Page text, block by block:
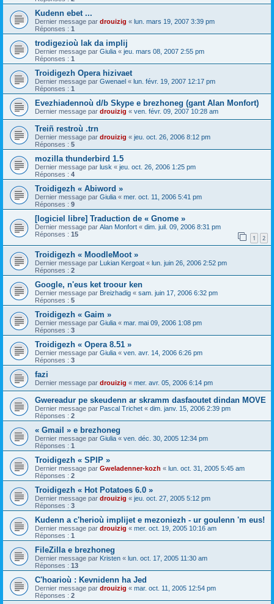
Kudenn ebet ...
Dernier message par drouizig « lun. mars 19, 2007 3:39 pm
Réponses : 1
trodigezioù lak da implij
Dernier message par Giulia « jeu. mars 08, 2007 2:55 pm
Réponses : 1
Troidigezh Opera hizivaet
Dernier message par Gwenael « lun. févr. 19, 2007 12:17 pm
Réponses : 1
Evezhiadennoù d/b Skype e brezhoneg (gant Alan Monfort)
Dernier message par drouizig « ven. févr. 09, 2007 10:28 am
Treiñ restroù .trn
Dernier message par drouizig « jeu. oct. 26, 2006 8:12 pm
Réponses : 5
mozilla thunderbird 1.5
Dernier message par lusk « jeu. oct. 26, 2006 1:25 pm
Réponses : 4
Troidigezh « Abiword »
Dernier message par Giulia « mer. oct. 11, 2006 5:41 pm
Réponses : 9
[logiciel libre] Traduction de « Gnome »
Dernier message par Alan Monfort « dim. juil. 09, 2006 8:31 pm
Réponses : 15 1 2
Troidigezh « MoodleMoot »
Dernier message par Lukian Kergoat « lun. juin 26, 2006 2:52 pm
Réponses : 2
Google, n'eus ket troour ken
Dernier message par Breizhadig « sam. juin 17, 2006 6:32 pm
Réponses : 5
Troidigezh « Gaim »
Dernier message par Giulia « mar. mai 09, 2006 1:08 pm
Réponses : 3
Troidigezh « Opera 8.51 »
Dernier message par Giulia « ven. avr. 14, 2006 6:26 pm
Réponses : 3
fazi
Dernier message par drouizig « mer. avr. 05, 2006 6:14 pm
Gwereadur pe skeudenn ar skramm dasfaoutet dindan MOVE
Dernier message par Pascal Trichet « dim. janv. 15, 2006 2:39 pm
Réponses : 2
« Gmail » e brezhoneg
Dernier message par Giulia « ven. déc. 30, 2005 12:34 pm
Réponses : 1
Troidigezh « SPIP »
Dernier message par Gweladenner-kozh « lun. oct. 31, 2005 5:45 am
Réponses : 2
Troidigezh « Hot Potatoes 6.0 »
Dernier message par drouizig « jeu. oct. 27, 2005 5:12 pm
Réponses : 3
Kudenn a c'herioù implijet e mezoniezh - ur goulenn 'm eus!
Dernier message par drouizig « mer. oct. 19, 2005 10:16 am
Réponses : 1
FileZilla e brezhoneg
Dernier message par Kristen « lun. oct. 17, 2005 11:30 am
Réponses : 13
C'hoarioù : Kevnidenn ha Jed
Dernier message par drouizig « mar. oct. 11, 2005 12:54 pm
Réponses : 2